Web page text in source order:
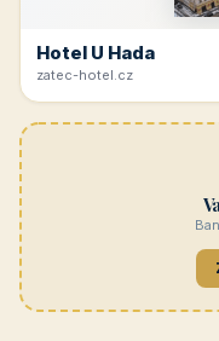
Hotel U Hada
zatec-hotel.cz